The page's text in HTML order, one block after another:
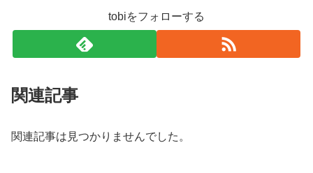
tobiをフォローする
関連記事
関連記事は見つかりませんでした。